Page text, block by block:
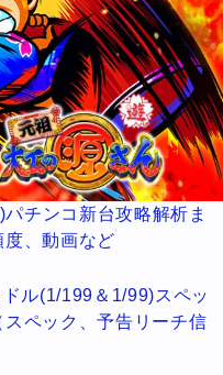
チンコ新台攻略解析ま
、動画など
ル(1/199＆1/99)スペッ
ペック、予告リーチ信